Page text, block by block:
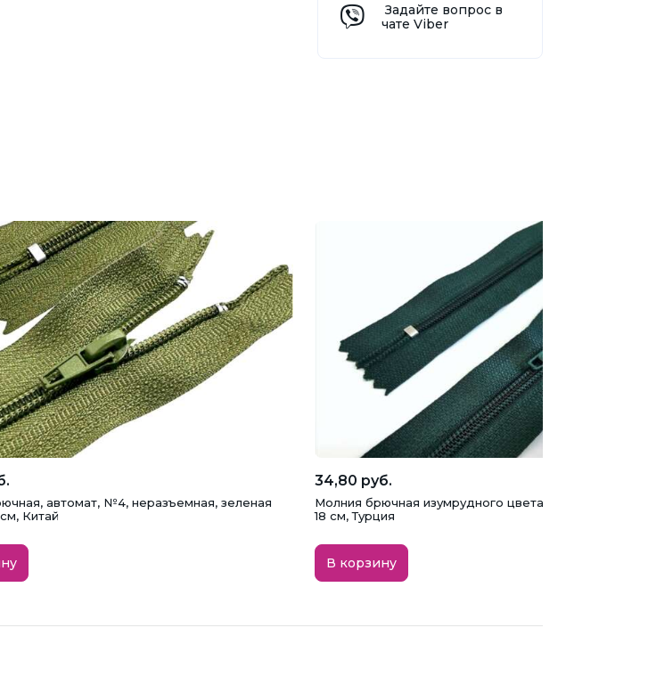
Задайте вопрос в
чате Viber
автомат, №4, неразъемная, зеленая
Китай
34,80 руб.
Молния брючная изумрудного цвета, тип 3,
18 см, Турция
В корзину